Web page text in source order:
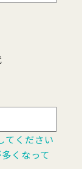
てください
くなって